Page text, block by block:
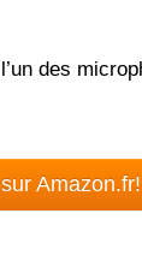
des
Amazon.fr!